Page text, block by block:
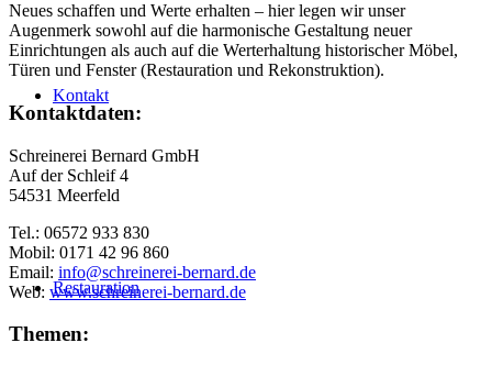
Kontakt
Restauration
Neues schaffen und Werte erhalten – hier legen wir unser
Augenmerk sowohl auf die harmonische Gestaltung neuer
Einrichtungen als auch auf die Werterhaltung historischer Möbel,
Türen und Fenster (Restauration und Rekonstruktion).
Kontaktdaten:
Schreinerei Bernard GmbH
Auf der Schleif 4
54531 Meerfeld
Tel.: 06572 933 830
Mobil: 0171 42 96 860
Email: info@schreinerei-bernard.de
Web: www.schreinerei-bernard.de
Themen: